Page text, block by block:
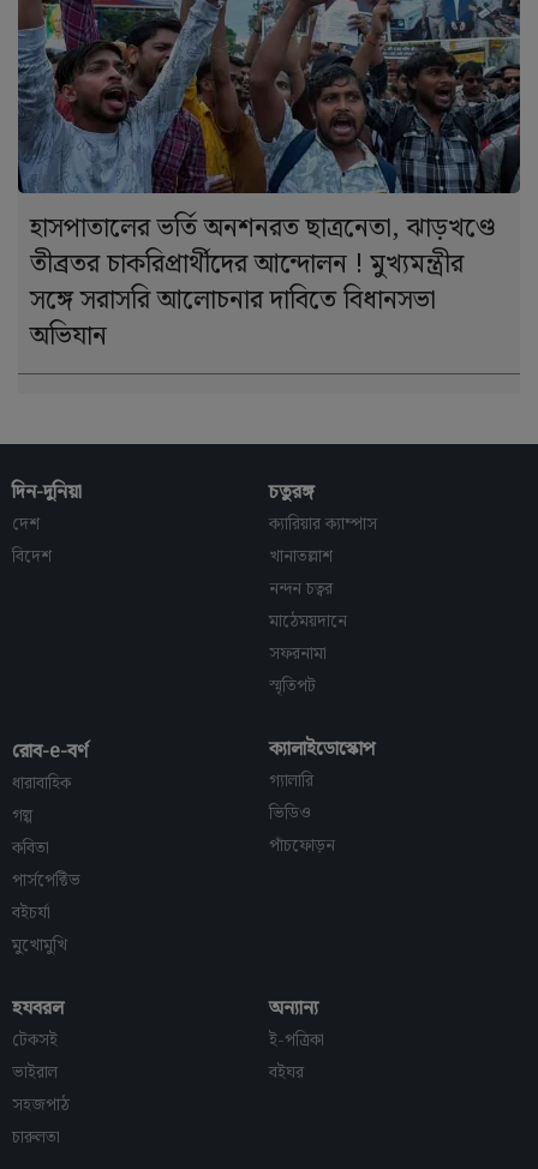
হাসপাতালের ভর্তি অনশনরত ছাত্রনেতা, ঝাড়খণ্ডে
তীব্রতর চাকরিপ্রার্থীদের আন্দোলন ! মুখ্যমন্ত্রীর
সঙ্গে সরাসরি আলোচনার দাবিতে বিধানসভা
অভিযান
দিন-দুনিয়া
দেশ
বিদেশ
চতুরঙ্গ
ক্যারিয়ার ক্যাম্পাস
খানাতল্লাশ
নন্দন চত্বর
মাঠেময়দানে
সফরনামা
স্মৃতিপট
রোব-e-বর্ণ
ধারাবাহিক
গল্প
কবিতা
পার্সপেক্টিভ
বইচর্যা
মুখোমুখি
ক্যালাইডোস্কোপ
গ্যালারি
ভিডিও
পাঁচফোড়ন
হযবরল
টেকসই
ভাইরাল
সহজপাঠ
চারুলতা
অন্যান্য
ই-পত্রিকা
বইঘর